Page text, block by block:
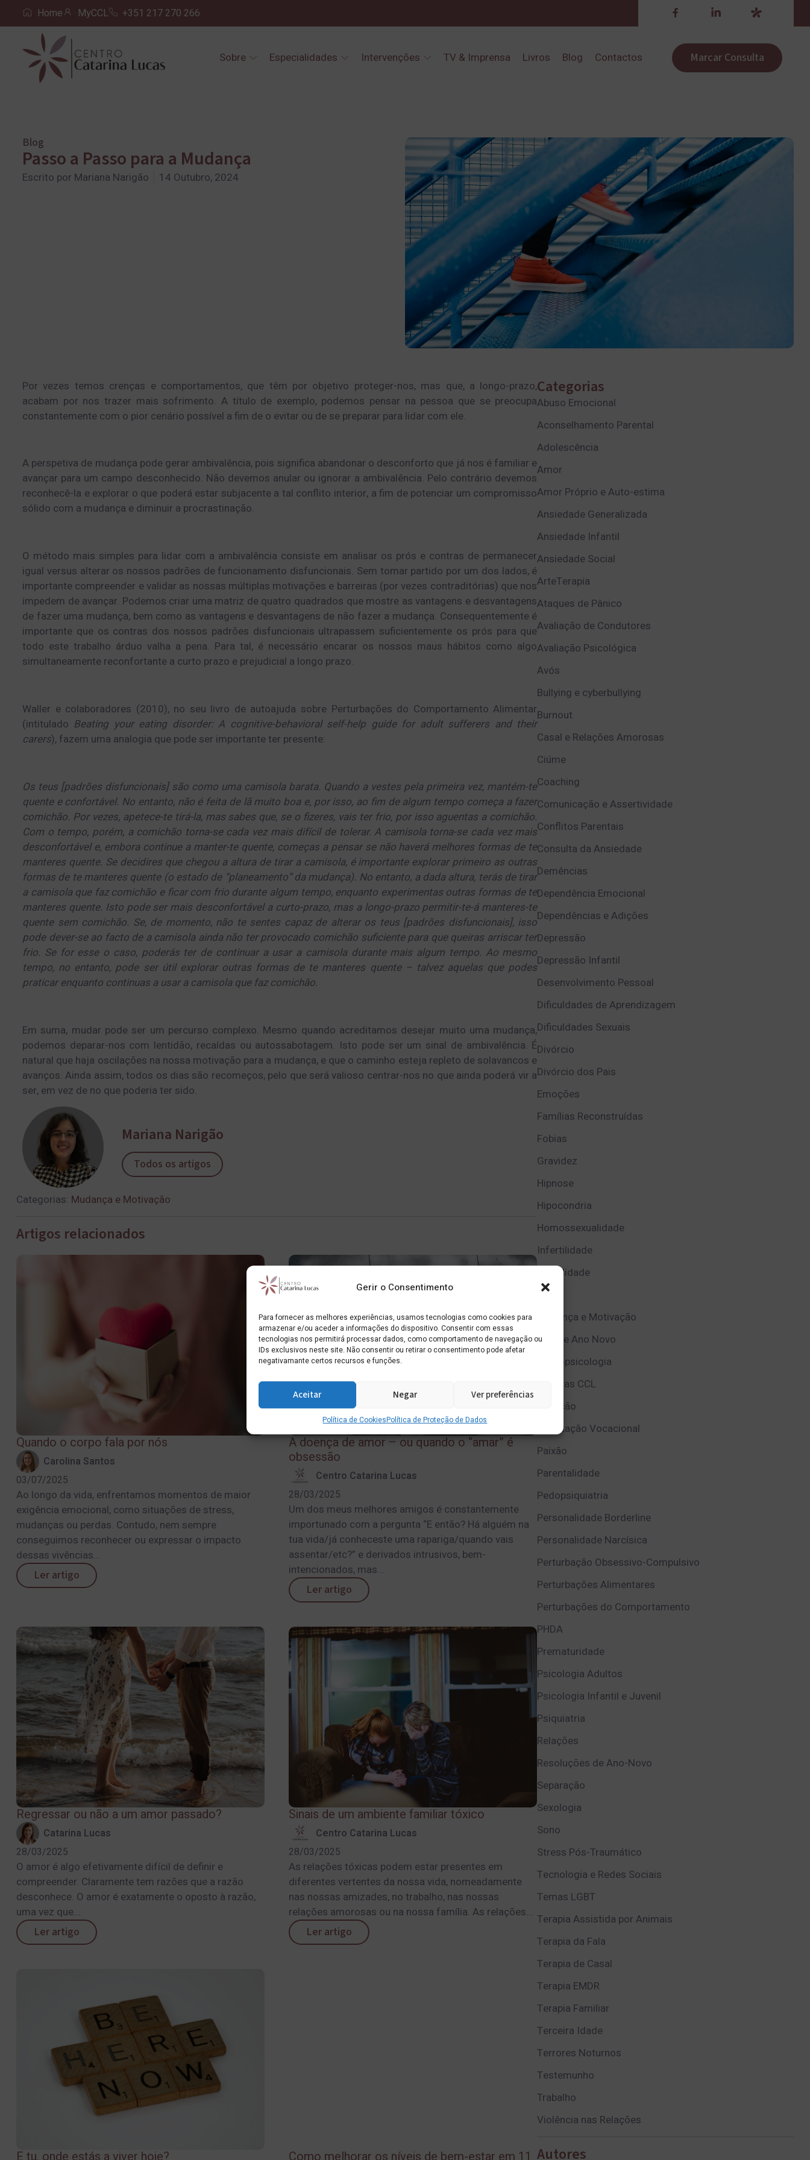
Gerir o Consentimento
Para fornecer as melhores experiências, usamos tecnologias como cookies para
armazenar e/ou aceder a informações do dispositivo. Consentir com essas
tecnologias nos permitirá processar dados, como comportamento de navegação ou
IDs exclusivos neste site. Não consentir ou retirar o consentimento pode afetar
negativamante certos recursos e funções.
Aceitar Negar Ver preferências
Política de CookiesPolítica de Proteção de Dados
Home MyCCL +351 217 270 266
Sobre Especialidades Intervenções TV & Imprensa Livros Blog Contactos Marcar Consulta
Blog
Passo a Passo para a Mudança
Escrito por Mariana Narigão 14 Outubro, 2024
Por vezes temos crenças e comportamentos, que têm por objetivo proteger-nos, mas que, a longo-prazo,
acabam por nos trazer mais sofrimento. A título de exemplo, podemos pensar na pessoa que se preocupa
constantemente com o pior cenário possível a fim de o evitar ou de se preparar para lidar com ele.
A perspetiva de mudança pode gerar ambivalência, pois significa abandonar o desconforto que já nos é familiar e
avançar para um campo desconhecido. Não devemos anular ou ignorar a ambivalência. Pelo contrário devemos
reconhecê-la e explorar o que poderá estar subjacente a tal conflito interior, a fim de potenciar um compromisso
sólido com a mudança e diminuir a procrastinação.
O método mais simples para lidar com a ambivalência consiste em analisar os prós e contras de permanecer
igual versus alterar os nossos padrões de funcionamento disfuncionais. Sem tomar partido por um dos lados, é
importante compreender e validar as nossas múltiplas motivações e barreiras (por vezes contraditórias) que nos
impedem de avançar. Podemos criar uma matriz de quatro quadrados que mostre as vantagens e desvantagens
de fazer uma mudança, bem como as vantagens e desvantagens de não fazer a mudança. Consequentemente é
importante que os contras dos nossos padrões disfuncionais ultrapassem suficientemente os prós para que
todo este trabalho árduo valha a pena. Para tal, é necessário encarar os nossos maus hábitos como algo
simultaneamente reconfortante a curto prazo e prejudicial a longo prazo.
Waller e colaboradores (2010), no seu livro de autoajuda sobre Perturbações do Comportamento Alimentar
(intitulado Beating your eating disorder: A cognitive-behavioral self-help guide for adult sufferers and their
carers), fazem uma analogia que pode ser importante ter presente:
Os teus [padrões disfuncionais] são como uma camisola barata. Quando a vestes pela primeira vez, mantém-te
quente e confortável. No entanto, não é feita de lã muito boa e, por isso, ao fim de algum tempo começa a fazer
comichão. Por vezes, apetece-te tirá-la, mas sabes que, se o fizeres, vais ter frio, por isso aguentas a comichão.
Com o tempo, porém, a comichão torna-se cada vez mais difícil de tolerar. A camisola torna-se cada vez mais
desconfortável e, embora continue a manter-te quente, começas a pensar se não haverá melhores formas de te
manteres quente. Se decidires que chegou a altura de tirar a camisola, é importante explorar primeiro as outras
formas de te manteres quente (o estado de “planeamento” da mudança). No entanto, a dada altura, terás de tirar
a camisola que faz comichão e ficar com frio durante algum tempo, enquanto experimentas outras formas de te
manteres quente. Isto pode ser mais desconfortável a curto-prazo, mas a longo-prazo permitir-te-á manteres-te
quente sem comichão. Se, de momento, não te sentes capaz de alterar os teus [padrões disfuncionais], isso
pode dever-se ao facto de a camisola ainda não ter provocado comichão suficiente para que queiras arriscar ter
frio. Se for esse o caso, poderás ter de continuar a usar a camisola durante mais algum tempo. Ao mesmo
tempo, no entanto, pode ser útil explorar outras formas de te manteres quente – talvez aquelas que podes
praticar enquanto continuas a usar a camisola que faz comichão.
Em suma, mudar pode ser um percurso complexo. Mesmo quando acreditamos desejar muito uma mudança,
podemos deparar-nos com lentidão, recaídas ou autossabotagem. Isto pode ser um sinal de ambivalência. É
natural que haja oscilações na nossa motivação para a mudança, e que o caminho esteja repleto de solavancos e
avanços. Ainda assim, todos os dias são recomeços, pelo que será valioso centrar-nos no que ainda poderá vir a
ser, em vez de no que poderia ter sido.
Mariana Narigão
Todos os artigos
Categorias: Mudança e Motivação
Artigos relacionados
Quando o corpo fala por nós
Carolina Santos
03/07/2025
Ao longo da vida, enfrentamos momentos de maior
exigência emocional, como situações de stress,
mudanças ou perdas. Contudo, nem sempre
conseguimos reconhecer ou expressar o impacto
dessas vivências...
Ler artigo
A doença de amor – ou quando o “amar” é
obsessão
Centro Catarina Lucas
28/03/2025
Um dos meus melhores amigos é constantemente
importunado com a pergunta “E então? Há alguém na
tua vida/já conheceste uma rapariga/quando vais
assentar/etc?” e derivados intrusivos, bem-
intencionados, mas...
Ler artigo
Regressar ou não a um amor passado?
Catarina Lucas
28/03/2025
O amor é algo efetivamente difícil de definir e
compreender. Claramente tem razões que a razão
desconhece. O amor é exatamente o oposto à razão,
uma vez que...
Ler artigo
Sinais de um ambiente familiar tóxico
Centro Catarina Lucas
28/03/2025
As relações tóxicas podem estar presentes em
diferentes vertentes da nossa vida, nomeadamente
nas nossas amizades, no trabalho, nas nossas
relações amorosas ou na nossa família. As relações...
Ler artigo
Categorias
Abuso Emocional
Aconselhamento Parental
Adolescência
Amor
Amor Próprio e Auto-estima
Ansiedade Generalizada
Ansiedade Infantil
Ansiedade Social
ArteTerapia
Ataques de Pânico
Avaliação de Condutores
Avaliação Psicológica
Avós
Bullying e cyberbullying
Burnout
Casal e Relações Amorosas
Ciúme
Coaching
Comunicação e Assertividade
Conflitos Parentais
Consulta da Ansiedade
Demências
Dependência Emocional
Dependências e Adições
Depressão
Depressão Infantil
Desenvolvimento Pessoal
Dificuldades de Aprendizagem
Dificuldades Sexuais
Divórcio
Divórcio dos Pais
Emoções
Famílias Reconstruídas
Fobias
Gravidez
Hipnose
Hipocondria
Homossexualidade
Infertilidade
Infidelidade
Luto
Mudança e Motivação
Natal e Ano Novo
Neuropsicologia
Notícias CCL
Nutrição
Orientação Vocacional
Paixão
Parentalidade
Pedopsiquiatria
Personalidade Borderline
Personalidade Narcísica
Perturbação Obsessivo-Compulsivo
Perturbações Alimentares
Perturbações do Comportamento
PHDA
Prematuridade
Psicologia Adultos
Psicologia Infantil e Juvenil
Psiquiatria
Relações
Resoluções de Ano-Novo
Separação
Sexologia
Sono
Stress Pós-Traumático
Tecnologia e Redes Sociais
Temas LGBT
Terapia Assistida por Animais
Terapia da Fala
Terapia de Casal
Terapia EMDR
Terapia Familiar
Terceira Idade
Terrores Noturnos
Testemunho
Trabalho
Violência nas Relações
Autores